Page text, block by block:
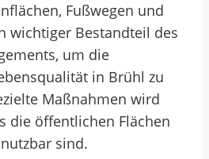
Fußwegen und
wichtiger Bestandteil des
um die
in Brühl zu
Maßnahmen wird
die öffentlichen Flächen
sind.